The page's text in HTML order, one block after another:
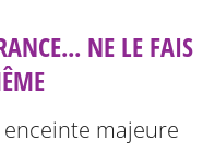
NE LE FAIS
majeure